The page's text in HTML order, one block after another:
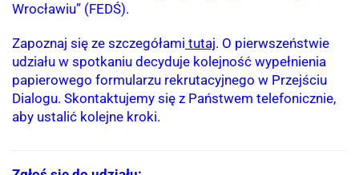
Wrocławiu” (FEDŚ).
Zapoznaj się ze szczegółami tutaj. O pierwszeństwie
udziału w spotkaniu decyduje kolejność wypełnienia
papierowego formularzu rekrutacyjnego w Przejściu
Dialogu. Skontaktujemy się z Państwem telefonicznie,
aby ustalić kolejne kroki.